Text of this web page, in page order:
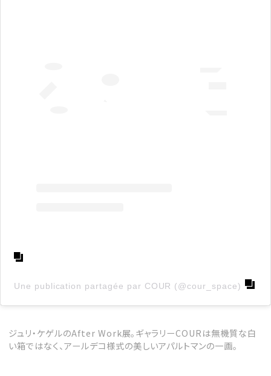
Une publication partagée par COUR (@cour_space)
ジュリ・ケゲルのAfter Work展。ギャラリーCOURは無機質な白
い箱ではなく、アールデコ様式の美しいアパルトマンの一画。